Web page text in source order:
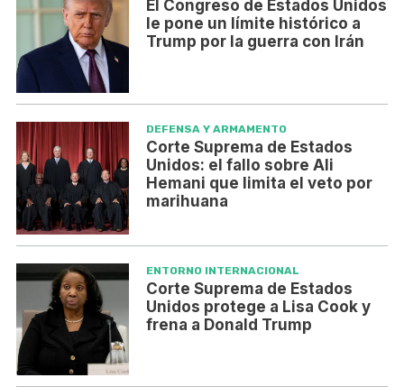
El Congreso de Estados Unidos
le pone un límite histórico a
Trump por la guerra con Irán
DEFENSA Y ARMAMENTO
Corte Suprema de Estados
Unidos: el fallo sobre Ali
Hemani que limita el veto por
marihuana
ENTORNO INTERNACIONAL
Corte Suprema de Estados
Unidos protege a Lisa Cook y
frena a Donald Trump